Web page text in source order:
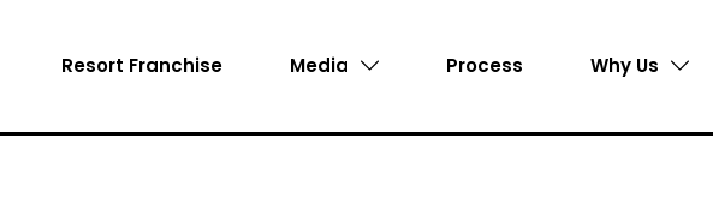
Resort Franchise Media Process Why Us